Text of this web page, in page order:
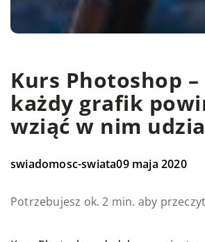
Kurs Photoshop –
każdy grafik
wziąć w nim
swiadomosc-swiata09 maja 2020
Potrzebujesz ok. 2 min. aby